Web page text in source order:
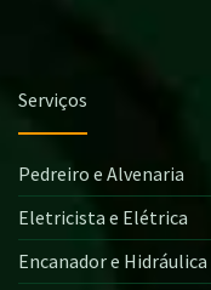
Serviços
Pedreiro e Alvenaria
Eletricista e Elétrica
Encanador e Hidráulica